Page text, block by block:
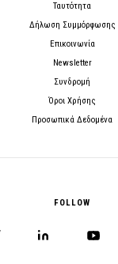
Ταυτότητα
Δήλωση Συμμόρφωσης
Επικοινωνία
Newsletter
Συνδρομή
Όροι Χρήσης
Προσωπικά Δεδομένα
FOLLOW